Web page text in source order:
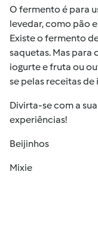
O fermento é para
levedar, como pão
Existe o fermento
saquetas. Mas para
iogurte e fruta ou
se pelas receitas de
Divirta-se com a
experiências!
Beijinhos
Mixie